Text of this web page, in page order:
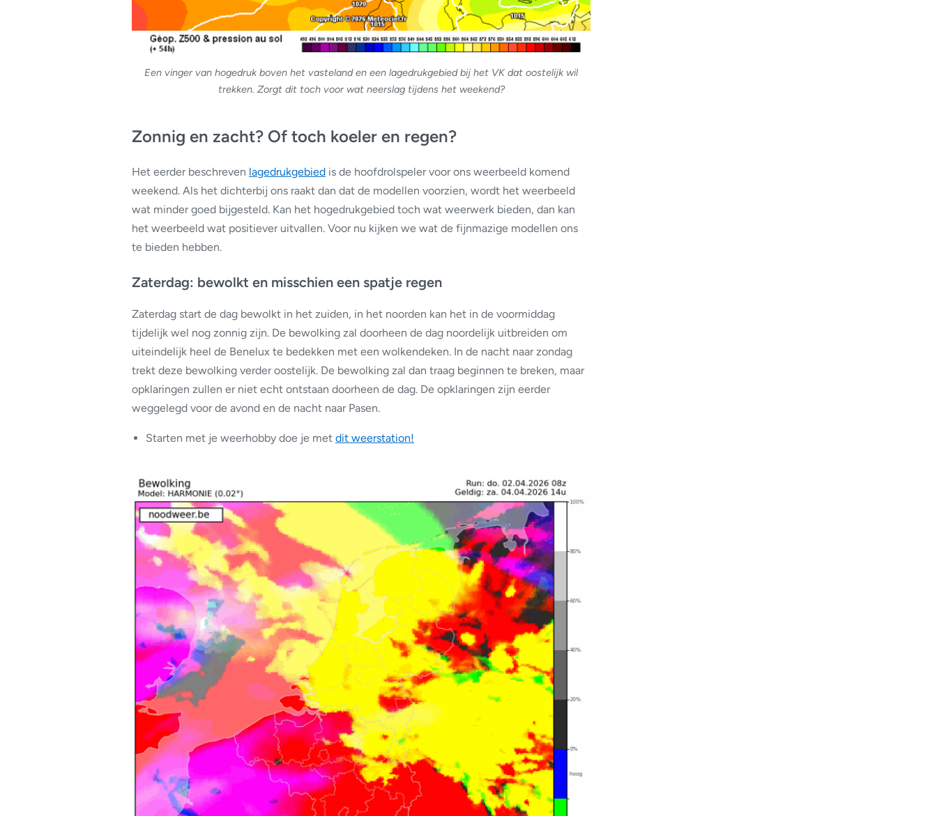
Een vinger van hogedruk boven het vasteland en een lagedrukgebied bij het VK dat oostelijk wil
trekken. Zorgt dit toch voor wat neerslag tijdens het weekend?
Zonnig en zacht? Of toch koeler en regen?
Het eerder beschreven lagedrukgebied is de hoofdrolspeler voor ons weerbeeld komend
weekend. Als het dichterbij ons raakt dan dat de modellen voorzien, wordt het weerbeeld
wat minder goed bijgesteld. Kan het hogedrukgebied toch wat weerwerk bieden, dan kan
het weerbeeld wat positiever uitvallen. Voor nu kijken we wat de fijnmazige modellen ons
te bieden hebben.
Zaterdag: bewolkt en misschien een spatje regen
Zaterdag start de dag bewolkt in het zuiden, in het noorden kan het in de voormiddag
tijdelijk wel nog zonnig zijn. De bewolking zal doorheen de dag noordelijk uitbreiden om
uiteindelijk heel de Benelux te bedekken met een wolkendeken. In de nacht naar zondag
trekt deze bewolking verder oostelijk. De bewolking zal dan traag beginnen te breken, maar
opklaringen zullen er niet echt ontstaan doorheen de dag. De opklaringen zijn eerder
weggelegd voor de avond en de nacht naar Pasen.
Starten met je weerhobby doe je met dit weerstation!